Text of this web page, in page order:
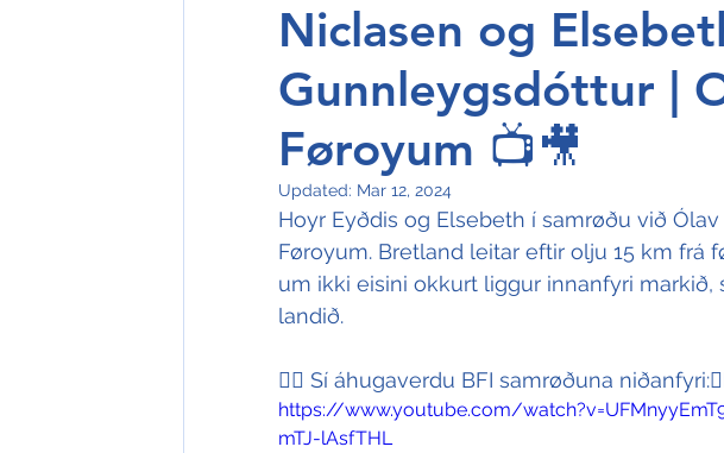
Niclasen og
Gunnleygsdóttur |
Føroyum 📺🎥
Updated: Mar 12, 2024
Hoyr Eyðdis og Elsebeth í samrøðu við
Føroyum. Bretland leitar eftir olju 15 km frá
um ikki eisini okkurt liggur innanfyri
landið.
👉🏻 Sí áhugaverdu BFI samrøðuna
https://www.youtube.com/
mTJ-lAsfTHL